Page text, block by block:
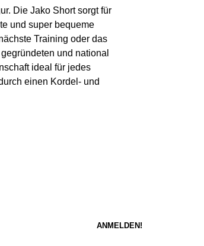
Die Jako Short sorgt für
und super bequeme
Training oder das
und national
ideal für jedes
einen Kordel- und